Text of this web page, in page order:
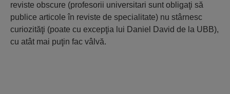
reviste obscure (profesorii universitari sunt obligaţi să
publice articole în reviste de specialitate) nu stârnesc
curiozităţi (poate cu excepţia lui Daniel David de la UBB),
cu atât mai puţin fac vâlvă.